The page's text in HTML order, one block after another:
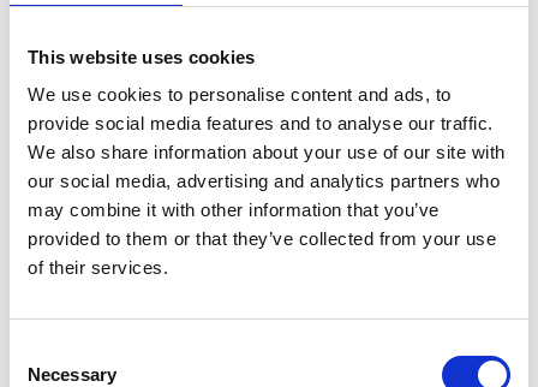
This website uses cookies
We use cookies to personalise content and ads, to
provide social media features and to analyse our traffic.
We also share information about your use of our site with
our social media, advertising and analytics partners who
may combine it with other information that you’ve
provided to them or that they’ve collected from your use
of their services.
Selection
Necessary
Naturläder
Framdel 4 mm naturläder
Läder
Framdel svart, 2 mm eller 3 mm
tjocklek